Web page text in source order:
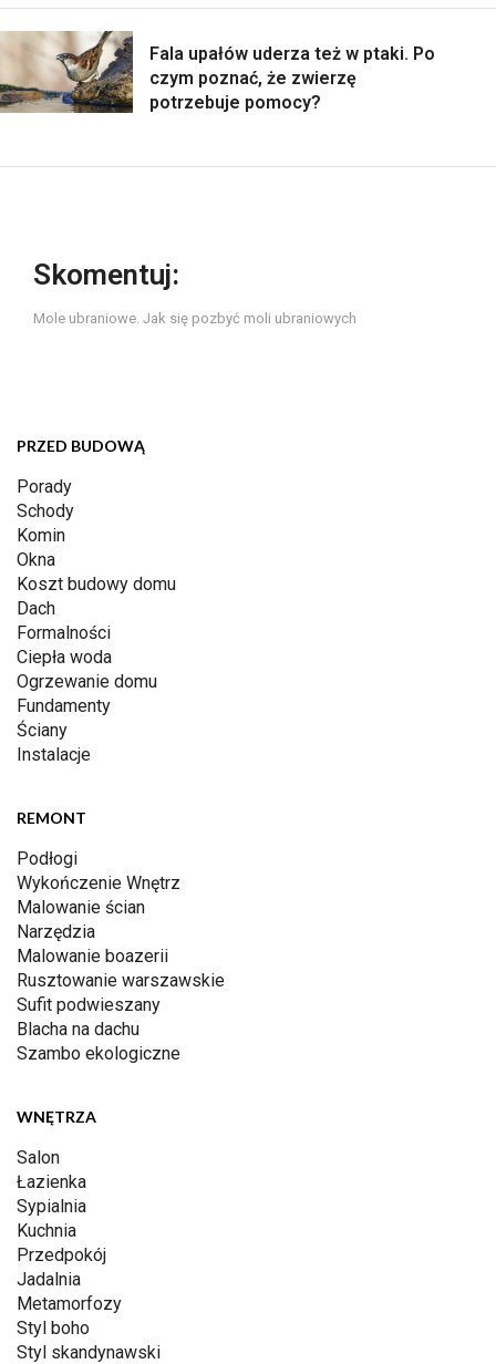
Fala upałów uderza też w ptaki. Po
czym poznać, że zwierzę
potrzebuje pomocy?
Skomentuj:
Mole ubraniowe. Jak się pozbyć moli ubraniowych
PRZED BUDOWĄ
Porady
Schody
Komin
Okna
Koszt budowy domu
Dach
Formalności
Ciepła woda
Ogrzewanie domu
Fundamenty
Ściany
Instalacje
REMONT
Podłogi
Wykończenie Wnętrz
Malowanie ścian
Narzędzia
Malowanie boazerii
Rusztowanie warszawskie
Sufit podwieszany
Blacha na dachu
Szambo ekologiczne
WNĘTRZA
Salon
Łazienka
Sypialnia
Kuchnia
Przedpokój
Jadalnia
Metamorfozy
Styl boho
Styl skandynawski